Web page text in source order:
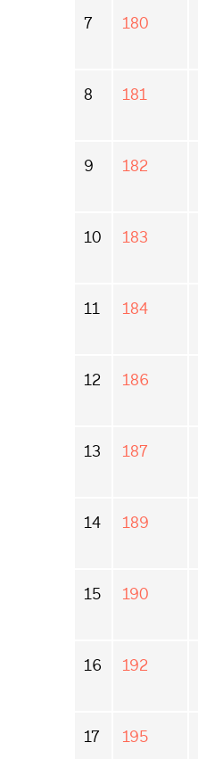
7 180
8 181
9 182
10 183
11 184
12 186
13 187
14 189
15 190
16 192
17 195